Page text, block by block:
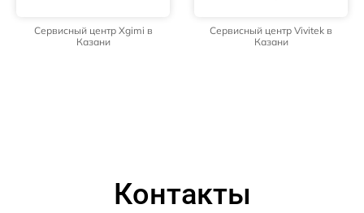
Сервисный центр Xgimi в
Казани
Сервисный центр Vivitek в
Казани
Контакты